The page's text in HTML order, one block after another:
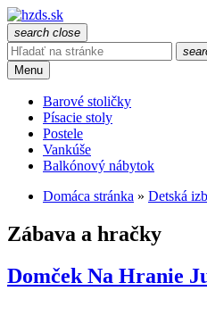
search close
Menu
Barové stoličky
Písacie stoly
Postele
Vankúše
Balkónový nábytok
Domáca stránka » Detská
Zábava a hračky
Domček Na Hranie